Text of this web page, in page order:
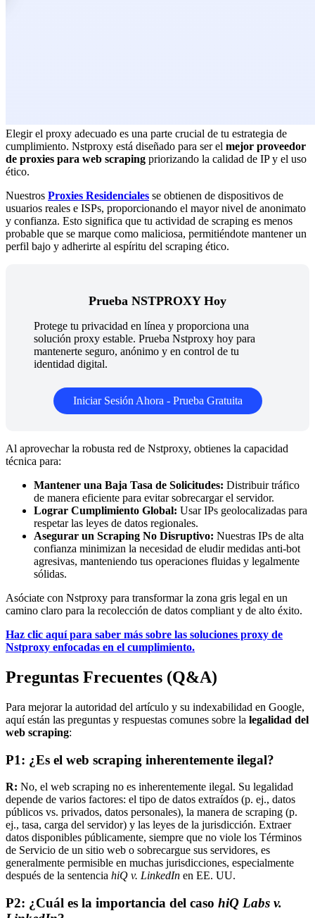
Elegir el proxy adecuado es una parte crucial de tu estrategia de
cumplimiento. Nstproxy está diseñado para ser el mejor proveedor
de proxies para web scraping priorizando la calidad de IP y el uso
ético.
Nuestros Proxies Residenciales se obtienen de dispositivos de
usuarios reales e ISPs, proporcionando el mayor nivel de anonimato
y confianza. Esto significa que tu actividad de scraping es menos
probable que se marque como maliciosa, permitiéndote mantener un
perfil bajo y adherirte al espíritu del scraping ético.
Prueba NSTPROXY Hoy
Protege tu privacidad en línea y proporciona una
solución proxy estable. Prueba Nstproxy hoy para
mantenerte seguro, anónimo y en control de tu
identidad digital.
Iniciar Sesión Ahora - Prueba Gratuita
Al aprovechar la robusta red de Nstproxy, obtienes la capacidad
técnica para:
Mantener una Baja Tasa de Solicitudes: Distribuir tráfico
de manera eficiente para evitar sobrecargar el servidor.
Lograr Cumplimiento Global: Usar IPs geolocalizadas para
respetar las leyes de datos regionales.
Asegurar un Scraping No Disruptivo: Nuestras IPs de alta
confianza minimizan la necesidad de eludir medidas anti-bot
agresivas, manteniendo tus operaciones fluidas y legalmente
sólidas.
Asóciate con Nstproxy para transformar la zona gris legal en un
camino claro para la recolección de datos compliant y de alto éxito.
Haz clic aquí para saber más sobre las soluciones proxy de
Nstproxy enfocadas en el cumplimiento.
Preguntas Frecuentes (Q&A)
Para mejorar la autoridad del artículo y su indexabilidad en Google,
aquí están las preguntas y respuestas comunes sobre la legalidad del
web scraping:
P1: ¿Es el web scraping inherentemente ilegal?
R: No, el web scraping no es inherentemente ilegal. Su legalidad
depende de varios factores: el tipo de datos extraídos (p. ej., datos
públicos vs. privados, datos personales), la manera de scraping (p.
ej., tasa, carga del servidor) y las leyes de la jurisdicción. Extraer
datos disponibles públicamente, siempre que no viole los Términos
de Servicio de un sitio web o sobrecargue sus servidores, es
generalmente permisible en muchas jurisdicciones, especialmente
después de la sentencia hiQ v. LinkedIn en EE. UU.
P2: ¿Cuál es la importancia del caso hiQ Labs v.